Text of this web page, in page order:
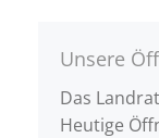
Unsere
Das
Heutige